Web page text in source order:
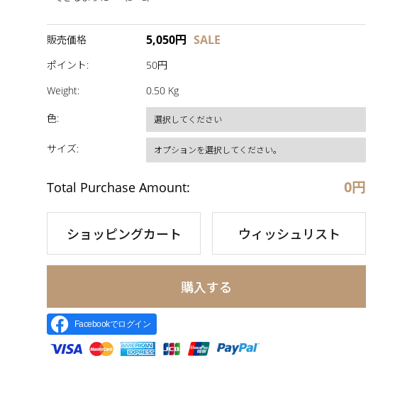
販売価格 5,050円 SALE
ポイント:
50円
Weight: 0.50 Kg
色:
サイズ:
Total Purchase Amount: 0円
ショッピングカート ウィッシュリスト
購入する
Facebookでログイン